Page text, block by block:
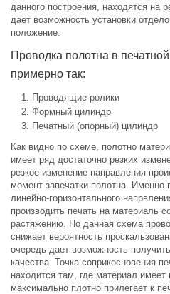
данного построения, находятся на
дает возможность установки
положение.
Проводка полотна в
примерно так:
Проводящие ролики
Формный цилиндр
Печатный (опорный) цилиндр
Как видно по схеме, полотно
имеет ряд достаточно резких
резкое изменение направления
момент запечатки полотна. Именно
линейно-горизонтального
производить печать на материаль
растяжению. Но данная схема
снижает вероятность
очередь дает возможность
качества. Точка соприкосновения
находится там, где материал
максимально плотно прилегает к